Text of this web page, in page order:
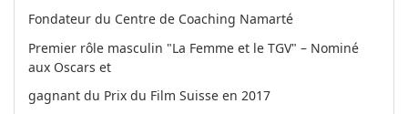
Fondateur du Centre de Coaching Namarté
Premier rôle masculin "La Femme et le TGV" – Nominé
aux Oscars et
gagnant du Prix du Film Suisse en 2017